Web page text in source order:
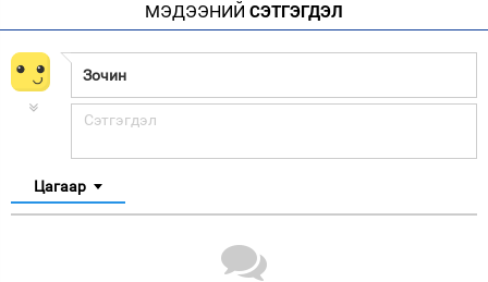
МЭДЭЭНИЙ СЭТГЭГДЭЛ
Цагаар